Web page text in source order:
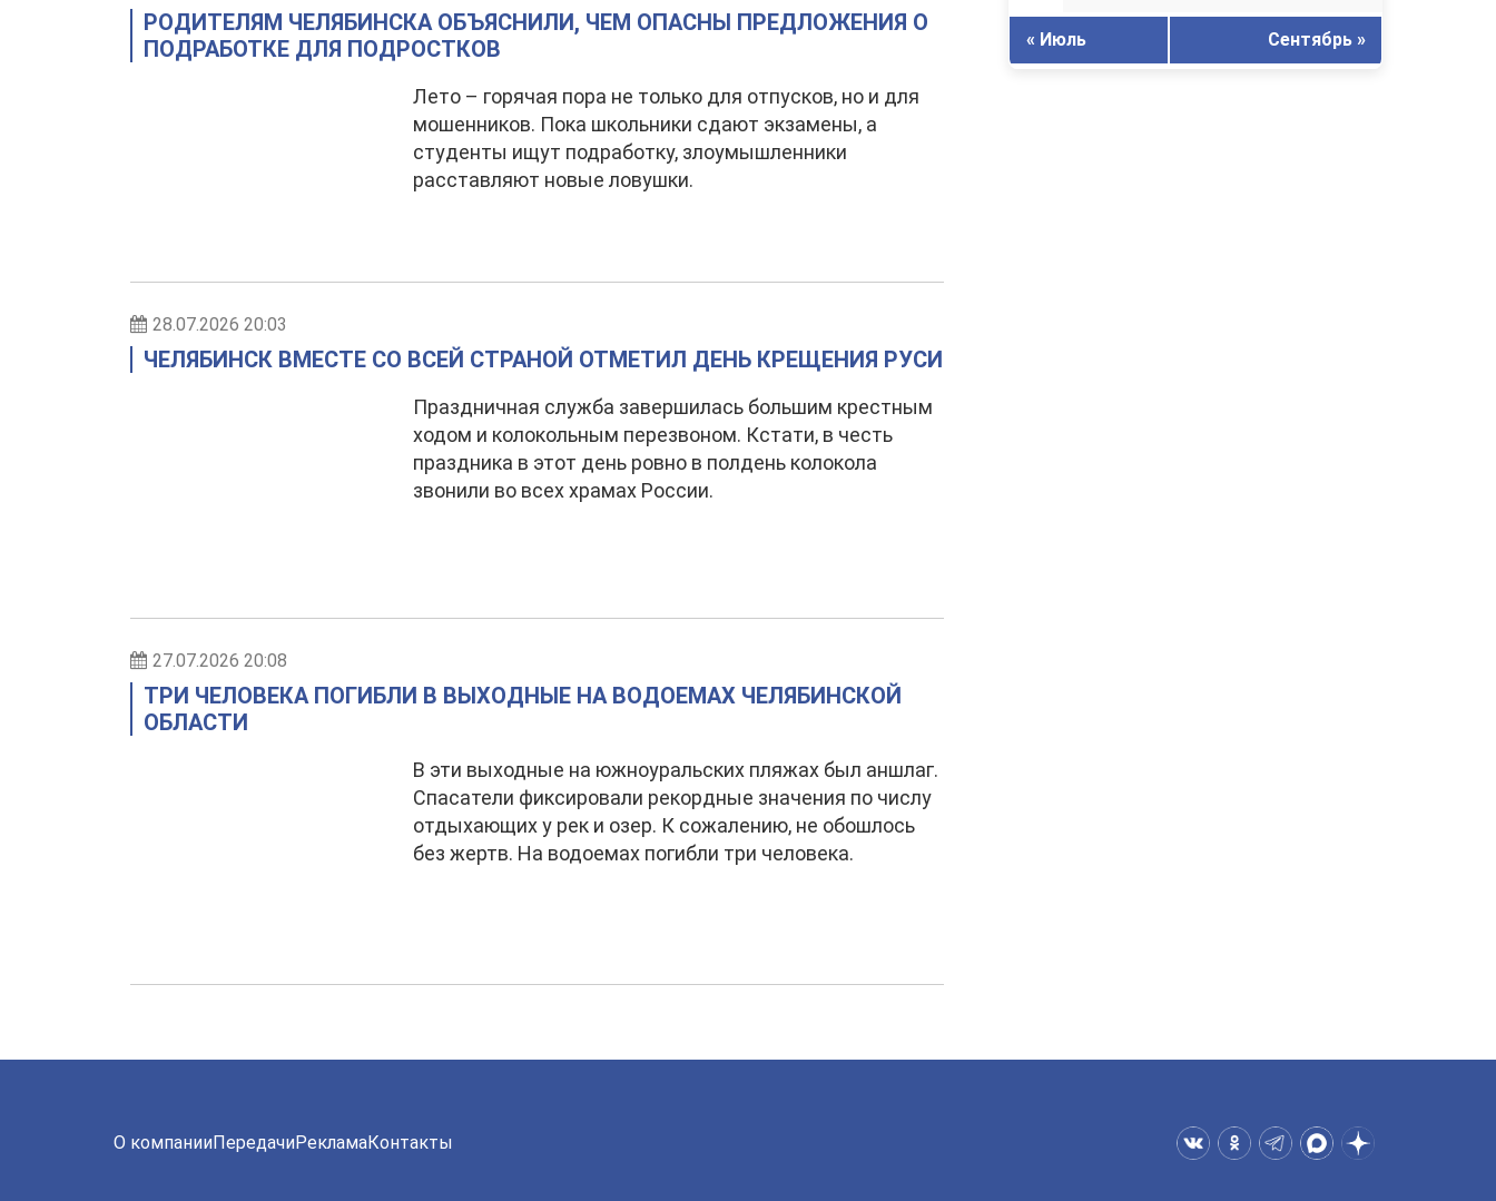
РОДИТЕЛЯМ ЧЕЛЯБИНСКА ОБЪЯСНИЛИ, ЧЕМ ОПАСНЫ ПРЕДЛОЖЕНИЯ О
ПОДРАБОТКЕ ДЛЯ ПОДРОСТКОВ
Лето – горячая пора не только для отпусков, но и для
мошенников. Пока школьники сдают экзамены, а
студенты ищут подработку, злоумышленники
расставляют новые ловушки.
28.07.2026 20:03
ЧЕЛЯБИНСК ВМЕСТЕ СО ВСЕЙ СТРАНОЙ ОТМЕТИЛ ДЕНЬ КРЕЩЕНИЯ РУСИ
Праздничная служба завершилась большим крестным
ходом и колокольным перезвоном. Кстати, в честь
праздника в этот день ровно в полдень колокола
звонили во всех храмах России.
27.07.2026 20:08
ТРИ ЧЕЛОВЕКА ПОГИБЛИ В ВЫХОДНЫЕ НА ВОДОЕМАХ ЧЕЛЯБИНСКОЙ
ОБЛАСТИ
В эти выходные на южноуральских пляжах был аншлаг.
Спасатели фиксировали рекордные значения по числу
отдыхающих у рек и озер. К сожалению, не обошлось
без жертв. На водоемах погибли три человека.
« Июль Сентябрь »
О компанииПередачиРекламаКонтакты